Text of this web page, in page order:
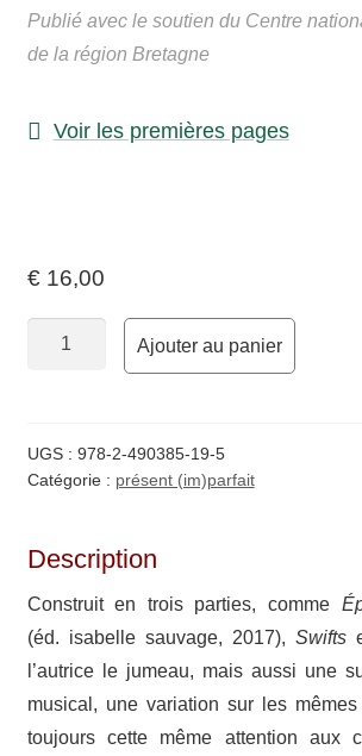
Contact
Publié avec le soutien du Centre
de la région Bretagne
Voir les premières pages
€16,00
quantité
Ajouter au panier
UGS : 978-2-490385-19-5
Catégorie : présent (im)parfait
Description
Construit en trois parties, comme
(éd. isabelle sauvage, 2017),Swifts
l’autrice le jumeau, mais aussi une
musi­cal, une varia­tion sur les
toujours cette même atten­tion aux